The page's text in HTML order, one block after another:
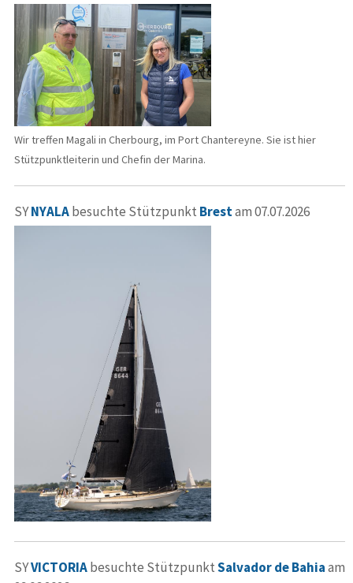
Wir treffen Magali in Cherbourg, im Port Chantereyne. Sie ist hier
Stützpunktleiterin und Chefin der Marina.
SYNYALAbesuchte Stützpunkt Brestam 07.07.2026
SYVICTORIAbesuchte StützpunktSalvador de Bahiaam